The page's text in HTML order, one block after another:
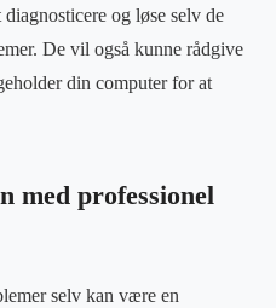
og løse selv de
De vil også kunne rådgive
din computer for at
med professionel
selv kan være en